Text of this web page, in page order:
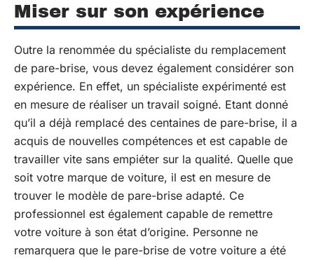
Miser sur son expérience
Outre la renommée du spécialiste du remplacement
de pare-brise, vous devez également considérer son
expérience. En effet, un spécialiste expérimenté est
en mesure de réaliser un travail soigné. Etant donné
qu’il a déjà remplacé des centaines de pare-brise, il a
acquis de nouvelles compétences et est capable de
travailler vite sans empiéter sur la qualité. Quelle que
soit votre marque de voiture, il est en mesure de
trouver le modèle de pare-brise adapté. Ce
professionnel est également capable de remettre
votre voiture à son état d’origine. Personne ne
remarquera que le pare-brise de votre voiture a été